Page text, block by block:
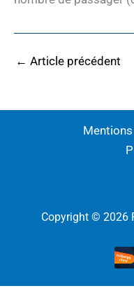
← Article précédent
Copyright © 2026